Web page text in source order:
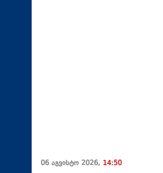
06 აგვისტო 2026, 14:50